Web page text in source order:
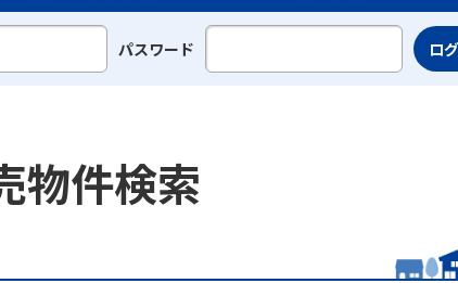
シミュレーション
リフォームプラン
パスワード
物件検索